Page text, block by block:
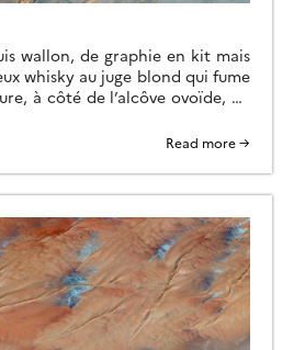
wallon, de graphie en kit mais
whisky au juge blond qui fume
à côté de l’alcôve ovoïde, où
à la cænogenèse de l’être dont il
Read more →